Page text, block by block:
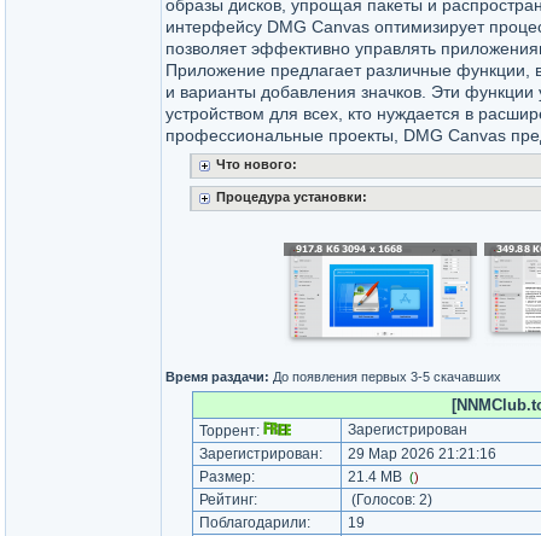
образы дисков, упрощая пакеты и
интерфейсу DMG Canvas оптимизирует
позволяет эффективно управлять
Приложение предлагает различные
и варианты добавления значков. Эти
устройством для всех, кто нуждается в
профессиональные проекты, DMG Canvas
Что нового:
Процедура установки:
Время раздачи: До появления первых 3-5 скачавших
Торрент:
Зарегистрирован
Зарегистрирован:
29 Мар 2026 21:21:16
Размер:
21.4 MB ()
Рейтинг: (Голосов: 2)
Поблагодарили:
19